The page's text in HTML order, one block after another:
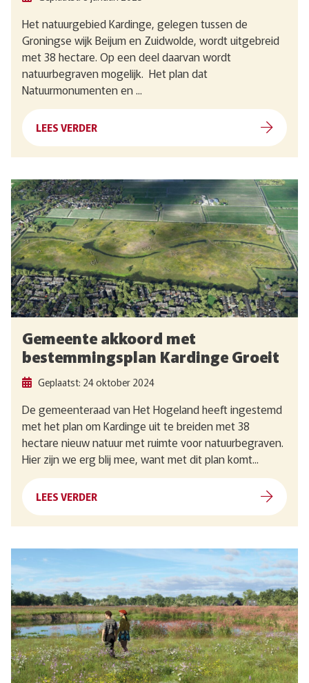
Het natuurgebied Kardinge, gelegen tussen de
Groningse wijk Beijum en Zuidwolde, wordt uitgebreid
met 38 hectare. Op een deel daarvan wordt
natuurbegraven mogelijk. Het plan dat
Natuurmonumenten en ...
LEES VERDER
Gemeente akkoord met
bestemmingsplan Kardinge Groeit
Geplaatst: 24 oktober 2024
De gemeenteraad van Het Hogeland heeft ingestemd
met het plan om Kardinge uit te breiden met 38
hectare nieuw natuur met ruimte voor natuurbegraven.
Hier zijn we erg blij mee, want met dit plan komt...
LEES VERDER